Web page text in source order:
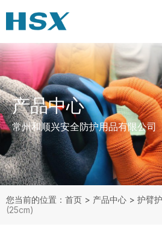
产品中心
常州和顺兴安全防护用品有限公司
您当前的位置：首页 > 产品中心 > 护臂
(25cm)